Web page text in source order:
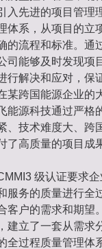
入先进的项目管理
体系，从项目的立
的流程和标准。通
司能够及时发现项
行解决和应对，保
某跨国能源企业的
能源科技通过严格
、技术难度大、跨
了高质量的项目成
级认证要求
服务的质量进行全
客户的需求和期望
建立了一套从需求
全过程质量管理体